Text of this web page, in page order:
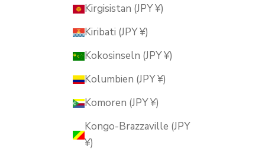
Kirgisistan (JPY ¥)
Kiribati (JPY ¥)
Kokosinseln (JPY ¥)
Kolumbien (JPY ¥)
Komoren (JPY ¥)
Kongo-Brazzaville (JPY
¥)